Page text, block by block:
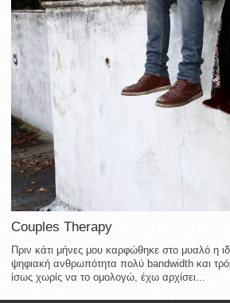
Couples Therapy
Πριν κάτι μήνες μου καρφώθηκε στο μυαλό η
ψηφιακή ανθρωπότητα πολύ bandwidth και
ίσως χωρίς να το ομολογώ, έχω αρχίσει...